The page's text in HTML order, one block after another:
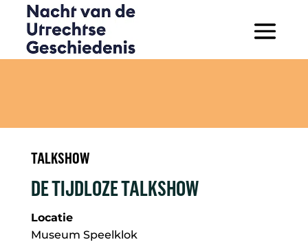
TALKSHOW
DE TIJDLOZE TALKSHOW
Locatie
Museum Speelklok